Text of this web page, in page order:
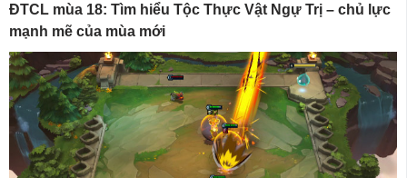
ĐTCL mùa 18: Tìm hiểu Tộc Thực Vật Ngự Trị – chủ lực
mạnh mẽ của mùa mới